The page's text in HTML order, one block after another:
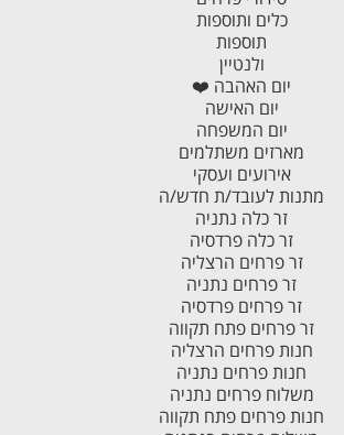
כלים ותוספות
תוספות
ולנטיין
יום האהבה ❤️
יום האישה
יום המשפחה
מארזים משתלמים
אירועים ועסקי
מתנות לעובד/ת חדש/ה
זר כלה נתניה
זר כלה פרדסיה
זר פרחים הרצליה
זר פרחים נתניה
זר פרחים פרדסיה
זר פרחים פתח תקווה
חנות פרחים הרצליה
חנות פרחים נתניה
משלוח פרחים נתניה
חנות פרחים פתח תקווה